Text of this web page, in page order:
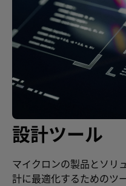
設計ツール
マイクロンの製品とソリ
計に最適化するためのツ